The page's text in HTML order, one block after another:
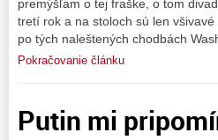
premýšľam o tej fraške, o tom
tretí rok a na stoloch sú len
po tých naleštených chodbách
Pokračovanie článku
Putin mi